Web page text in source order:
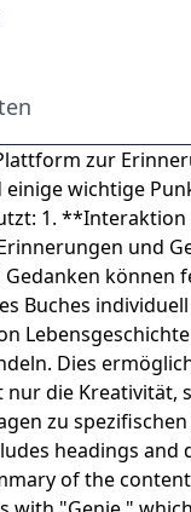
zur
wichtige
1. **Interaktion
und
können
Buches
Dies
die Kreativität,
zu
headings
of the